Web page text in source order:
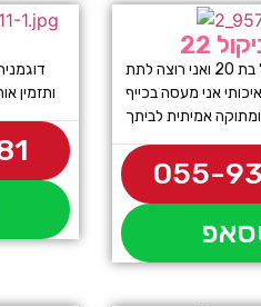
ותזמין
היי לכולם אני ניקול בת 20 ואני רוצה לתת
אני מעסה בכייף
055-